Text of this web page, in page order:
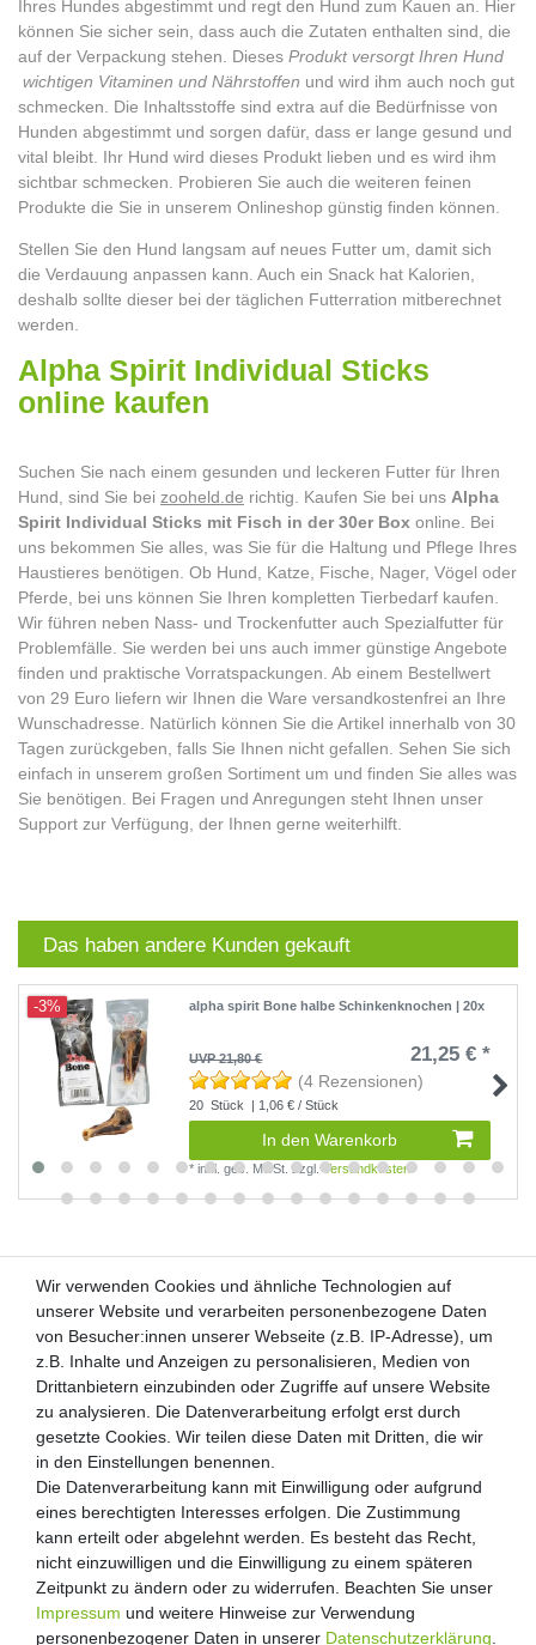
Ihres Hundes abgestimmt und regt den Hund zum Kauen an. Hier
können Sie sicher sein, dass auch die Zutaten enthalten sind, die
auf der Verpackung stehen. Dieses Produkt versorgt Ihren Hund
wichtigen Vitaminen und Nährstoffen und wird ihm auch noch gut
schmecken. Die Inhaltsstoffe sind extra auf die Bedürfnisse von
Hunden abgestimmt und sorgen dafür, dass er lange gesund und
vital bleibt. Ihr Hund wird dieses Produkt lieben und es wird ihm
sichtbar schmecken. Probieren Sie auch die weiteren feinen
Produkte die Sie in unserem Onlineshop günstig finden können.
Stellen Sie den Hund langsam auf neues Futter um, damit sich
die Verdauung anpassen kann. Auch ein Snack hat Kalorien,
deshalb sollte dieser bei der täglichen Futterration mitberechnet
werden.
Alpha Spirit Individual Sticks
online kaufen
Suchen Sie nach einem gesunden und leckeren Futter für Ihren
Hund, sind Sie bei zooheld.de richtig. Kaufen Sie bei uns Alpha
Spirit Individual Sticks mit Fisch in der 30er Box online. Bei
uns bekommen Sie alles, was Sie für die Haltung und Pflege Ihres
Haustieres benötigen. Ob Hund, Katze, Fische, Nager, Vögel oder
Pferde, bei uns können Sie Ihren kompletten Tierbedarf kaufen.
Wir führen neben Nass- und Trockenfutter auch Spezialfutter für
Problemfälle. Sie werden bei uns auch immer günstige Angebote
finden und praktische Vorratspackungen. Ab einem Bestellwert
von 29 Euro liefern wir Ihnen die Ware versandkostenfrei an Ihre
Wunschadresse. Natürlich können Sie die Artikel innerhalb von 30
Tagen zurückgeben, falls Sie Ihnen nicht gefallen. Sehen Sie sich
einfach in unserem großen Sortiment um und finden Sie alles was
Sie benötigen. Bei Fragen und Anregungen steht Ihnen unser
Support zur Verfügung, der Ihnen gerne weiterhilft.
Das haben andere Kunden gekauft
-3% alpha spirit Bone halbe Schinkenknochen | 20x
UVP 21,80 € 21,25 € *
(4 Rezensionen)
20 Stück | 1,06 € / Stück
In den Warenkorb
*inkl. ges. MwSt. zzgl. Versandkosten
Kunden-Anfragen: info@zooheld.de
Über uns
Zahlung und Versand
Retouren
Zooheld Blog
Widerrufsrecht
Vertrag widerrufen
Geschäftsbedingungen
Wir verwenden Cookies und ähnliche Technologien auf
unserer Website und verarbeiten personenbezogene Daten
von Besucher:innen unserer Webseite (z.B. IP-Adresse), um
z.B. Inhalte und Anzeigen zu personalisieren, Medien von
Drittanbietern einzubinden oder Zugriffe auf unsere Website
zu analysieren. Die Datenverarbeitung erfolgt erst durch
gesetzte Cookies. Wir teilen diese Daten mit Dritten, die wir
in den Einstellungen benennen.
Die Datenverarbeitung kann mit Einwilligung oder aufgrund
eines berechtigten Interesses erfolgen. Die Zustimmung
kann erteilt oder abgelehnt werden. Es besteht das Recht,
nicht einzuwilligen und die Einwilligung zu einem späteren
Zeitpunkt zu ändern oder zu widerrufen. Beachten Sie unser
Impressum und weitere Hinweise zur Verwendung
personenbezogener Daten in unserer Daten­schutz­erklärung
Wir verwenden Cookies und ähnliche Technologien auf
unserer Website und verarbeiten personenbezogene Daten
von Besucher:innen unserer Webseite (z.B. IP-Adresse), um
z.B. Inhalte und Anzeigen zu personalisieren, Medien von
Drittanbietern einzubinden oder Zugriffe auf unsere Website
zu analysieren. Die Datenverarbeitung erfolgt erst durch
gesetzte Cookies. Wir teilen diese Daten mit Dritten, die wir
in den Einstellungen benennen.
Die Datenverarbeitung kann mit Einwilligung oder aufgrund
eines berechtigten Interesses erfolgen. Die Zustimmung
kann erteilt oder abgelehnt werden. Es besteht das Recht,
nicht einzuwilligen und die Einwilligung zu einem späteren
Zeitpunkt zu ändern oder zu widerrufen. Beachten Sie unser
Impressum und weitere Hinweise zur Verwendung
personenbezogener Daten in unserer Daten­schutz­erklärung